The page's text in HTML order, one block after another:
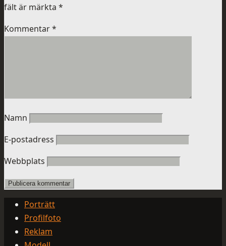
fält är märkta *
Kommentar*
Namn
E-postadress
Webbplats
Porträtt
Profilfoto
Reklam